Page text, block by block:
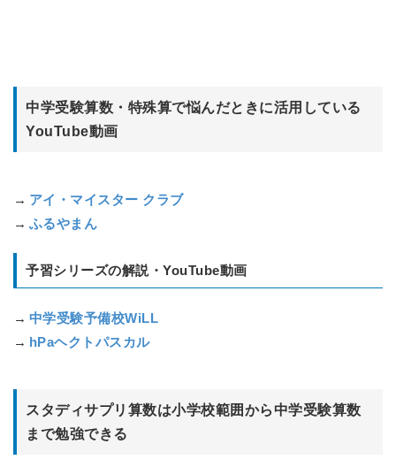
中学受験算数・特殊算で悩んだときに活用している
YouTube動画
→ アイ・マイスター クラブ
→ ふるやまん
予習シリーズの解説・ YouTube動画
→ 中学受験予備校WiLL
→ hPaヘクトパスカル
スタディサプリ算数は小学校範囲から中学受験算数
まで勉強できる